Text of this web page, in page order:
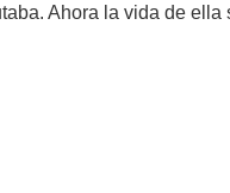
Ahora la vida de ella